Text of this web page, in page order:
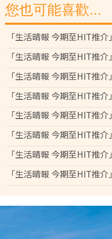
您也可能喜歡...
「生活晴報 今期至HIT推介」
「生活晴報 今期至HIT推介」
「生活晴報 今期至HIT推介」
「生活晴報 今期至HIT推介」
「生活晴報 今期至HIT推介」
「生活晴報 今期至HIT推介」
「生活晴報 今期至HIT推介」
「生活晴報 今期至HIT推介」